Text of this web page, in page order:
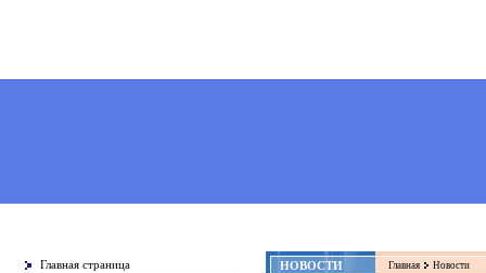
Главная страница НОВОСТИ Главная Новости